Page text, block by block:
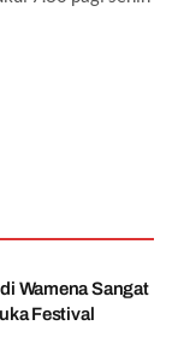
Wamena Sangat
Festival